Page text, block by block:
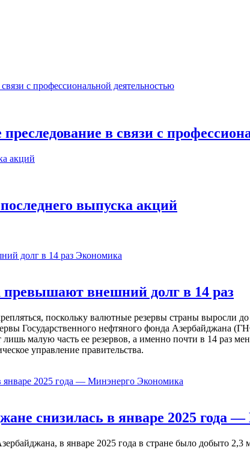
в связи с
выпуска акций
Экономика
внешний долг в 14 раз
поскольку валютные резервы страны выросли
Государственного нефтяного фонда Азербайджана
малую часть ее резервов, а именно почти в 14 раз
управление правительства.
Экономика
снизилась в январе 2025 года
в январе 2025 года в стране было добыто 2,3